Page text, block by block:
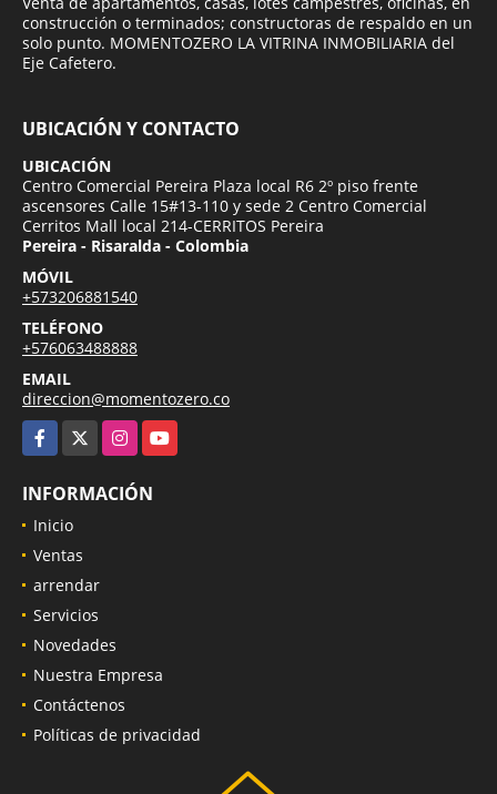
construcción o terminados; constructoras de respaldo en un
solo punto. MOMENTOZERO LA VITRINA INMOBILIARIA del
Eje Cafetero.
UBICACIÓN Y CONTACTO
UBICACIÓN
Centro Comercial Pereira Plaza local R6 2º piso frente
ascensores Calle 15#13-110 y sede 2 Centro Comercial
Cerritos Mall local 214-CERRITOS Pereira
Pereira - Risaralda - Colombia
MÓVIL
+573206881540
TELÉFONO
+576063488888
EMAIL
direccion@momentozero.co
Facebook
InstagramYouTube
INFORMACIÓN
Inicio
Ventas
arrendar
Servicios
Novedades
Nuestra Empresa
Contáctenos
Políticas de privacidad